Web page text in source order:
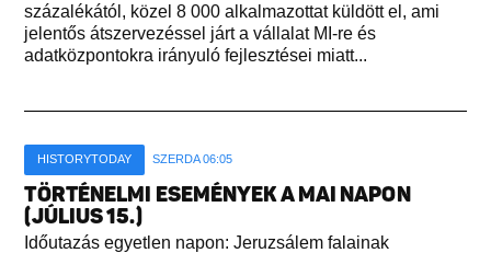
százalékától, közel 8 000 alkalmazottat küldött el, ami
jelentős átszervezéssel járt a vállalat MI-re és
adatközpontokra irányuló fejlesztései miatt...
HISTORYTODAY SZERDA 06:05
TÖRTÉNELMI ESEMÉNYEK A MAI NAPON
(JÚLIUS 15.)
Időutazás egyetlen napon: Jeruzsálem falainak